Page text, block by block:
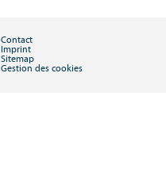
Contact
Imprint
Sitemap
Gestion des cookies